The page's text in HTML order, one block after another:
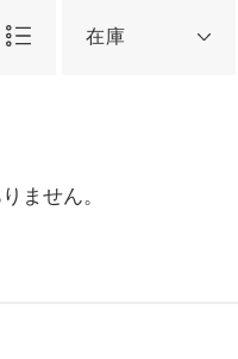
在庫
ません。